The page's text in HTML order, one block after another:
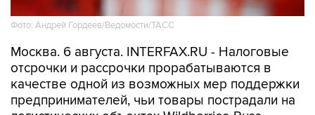
Фото: Андрей Гордеев/Ведомости/ТАСС
Москва. 6 августа. INTERFAX.RU - Налоговые
отсрочки и рассрочки прорабатываются в
качестве одной из возможных мер поддержки
предпринимателей, чьи товары пострадали на